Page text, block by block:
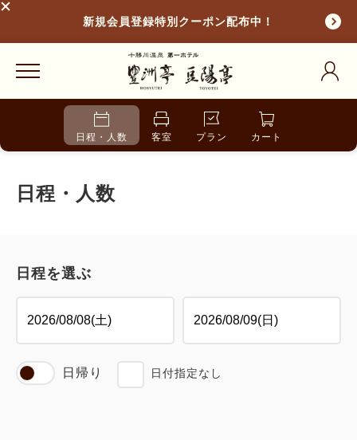
新規会員登録特別クーポン配布中！
日程・人数 客室 プラン カート
日程・人数
日程を選ぶ
日帰り 日付指定なし